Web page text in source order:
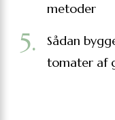
metoder
Sådan
tomater af